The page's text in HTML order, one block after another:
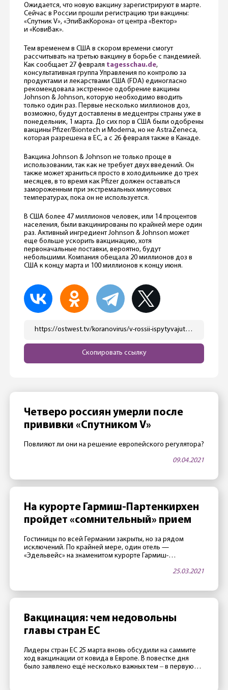
Ожидается, что новую вакцину зарегистрируют в марте.
Сейчас в России прошли регистрацию три вакцины:
«Спутник V», «ЭпиВакКорона» от центра «Вектор»
и «КовиВак».
Тем временем в США в скором времени смогут
рассчитывать на третью вакцину в борьбе с пандемией.
Как сообщает 27 февраля tagesschau.de,
консультативная группа Управления по контролю за
продуктами и лекарствами США (FDA) единогласно
рекомендовала экстренное одобрение вакцины
Johnson & Johnson, которую необходимо вводить
только один раз. Первые несколько миллионов доз,
возможно, будут доставлены в медцентры страны уже в
понедельник, 1 марта. До сих пор в США были одобрены
вакцины Pfizer/Biontech и Moderna, но не AstraZeneca,
которая разрешена в ЕС, а с 26 февраля также в Канаде.
Вакцина Johnson & Johnson не только проще в
использовании, так как не требует двух введений. Он
также может храниться просто в холодильнике до трех
месяцев, в то время как Pfizer должен оставаться
замороженным при экстремальных минусовых
температурах, пока он не используется.
В США более 47 миллионов человек, или 14 процентов
населения, были вакцинированы по крайней мере один
раз. Активный ингредиент Johnson & Johnson может
еще больше ускорить вакцинацию, хотя
первоначальные поставки, вероятно, будут
небольшими. Компания обещала 20 миллионов доз в
США к концу марта и 100 миллионов к концу июня.
https://ostwest.tv/koranovirus/v-rossii-ispytyvajut-sputnik-lajt-v-ssha-na-podhode-tretya-vakcina/
Скопировать ссылку
Четверо россиян умерли после
прививки «Спутником V»
Повлияют ли они на решение европейского регулятора?
09.04.2021
На курорте Гармиш-Партенкирхен
пройдет «сомнительный» прием
Гостиницы по всей Германии закрыты, но за рядом
исключений. По крайней мере, один отель —
«Эдельвейс» на знаменитом курорте Гармиш-
известно 25 марта, в этой гостинице, принадлежащей
конференции запланировано на апрель. Как сообщили
25.03.2021
Вакцинация: чем недовольны
главы стран ЕС
Лидеры стран ЕС 25 марта вновь обсудили на саммите
ход вакцинации от ковида в Европе. В повестке дня
было заявлено ещё несколько важных тем ‒ в первую